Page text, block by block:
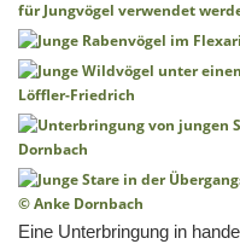
Eine Unterbringung in